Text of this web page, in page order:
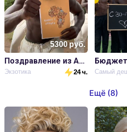
5300руб.
Поздравление из Африки
Экзотика 24 ч.
Ещё (8)